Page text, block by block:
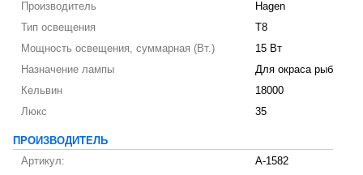
Производитель
Hagen
Тип освещения
T8
Мощность освещения, суммарная (Вт.)
15 Вт
Назначение лампы
Для окраса рыб
Кельвин
18000
Люкс
35
ПРОИЗВОДИТЕЛЬ
Артикул:
A-1582